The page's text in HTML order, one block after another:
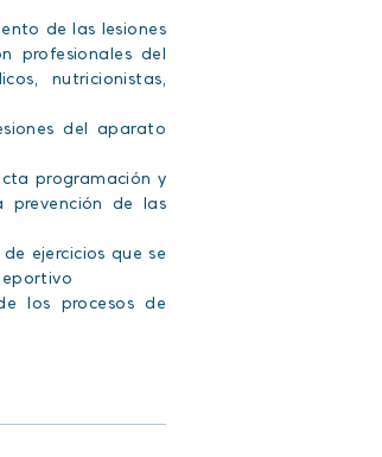
de las lesiones
profesionales del
nutricionistas,
del aparato
programación y
de las
ejercicios que se
los procesos de